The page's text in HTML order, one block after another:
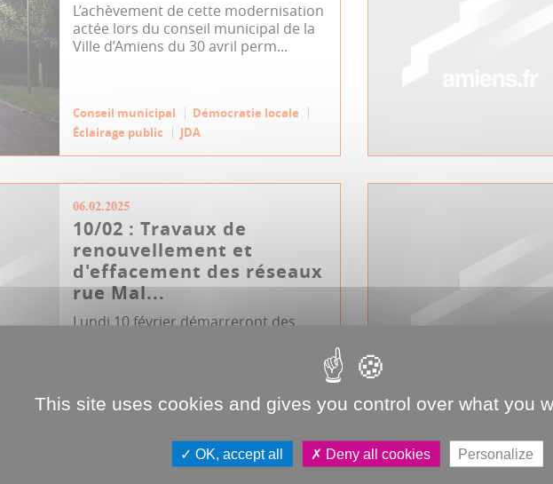
L’achèvement de cette modernisation
actée lors du conseil municipal de la
Ville d’Amiens du 30 avril perm...
Conseil municipal
Démocratie locale
Éclairage public
JDA
06.02.2025
10/02 : Travaux de
renouvellement et
d'effacement des réseaux
rue Mal...
Lundi 10 février démarreront des
Travaux Communiqué Éclairage public
This site uses cookies and gives you control over what you
OK, accept all Deny all cookies Personalize